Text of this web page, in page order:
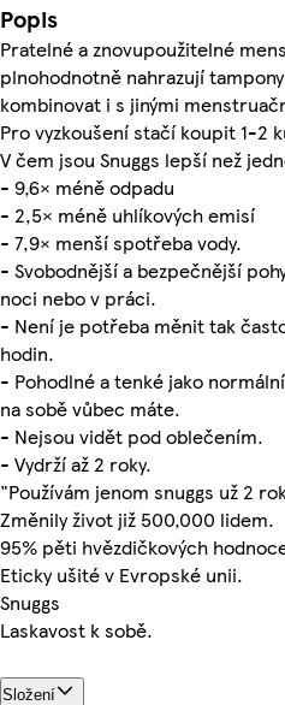
Popis
Pratelné a znovupoužitelné
plnohodnotně nahrazují
kombinovat i s jinými
Pro vyzkoušení stačí koupit 1-2
V čem jsou Snuggs lepší než
- 9,6× méně odpadu
- 2,5× méně uhlíkových emisí
- 7,9× menší spotřeba vody.
- Svobodnější a bezpečnější
noci nebo v práci.
- Není je potřeba měnit tak
hodin.
- Pohodlné a tenké jako
na sobě vůbec máte.
- Nejsou vidět pod oblečením.
- Vydrží až 2 roky.
"Používám jenom snuggs už 2
Změnily život již 500,000 lidem.
95% pěti hvězdičkových
Eticky ušité v Evropské unii.
Snuggs
Laskavost k sobě.
Složení